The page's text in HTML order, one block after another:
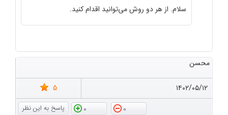
سلام. از هر دو روش می‌توانید اقدام کنید.
محسن
۱۴۰۲/۰۵/۱۲
5
0
0